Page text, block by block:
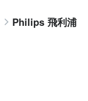
Philips 飛利浦